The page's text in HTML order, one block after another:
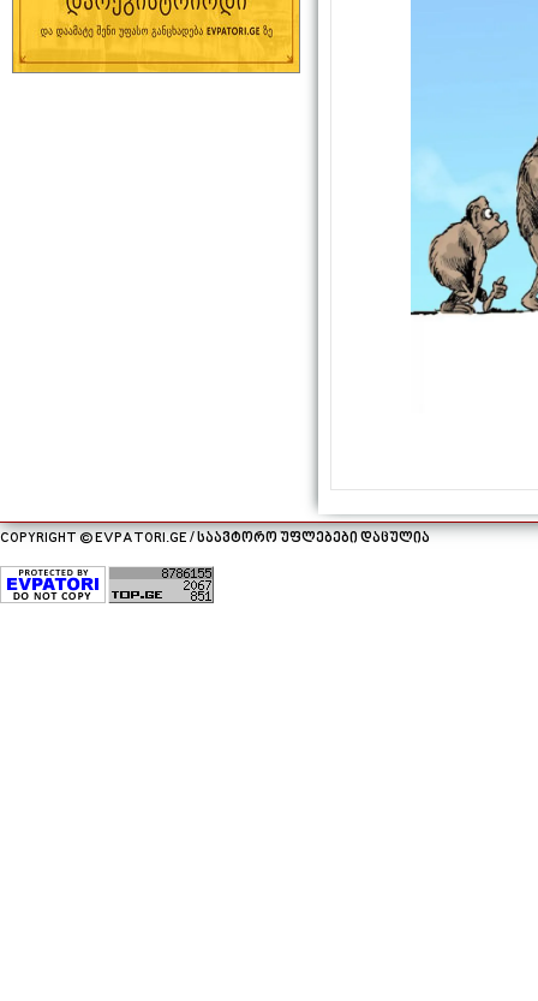
COPYRIGHT © EVPATORI.GE / საავტორო უფლებები დაცულია